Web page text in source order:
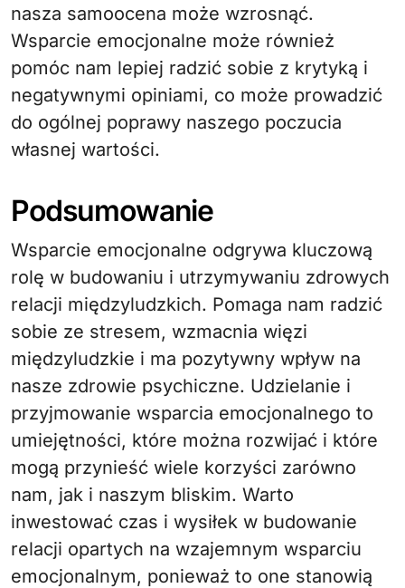
nasza samoocena może wzrosnąć.
Wsparcie emocjonalne może również
pomóc nam lepiej radzić sobie z krytyką i
negatywnymi opiniami, co może prowadzić
do ogólnej poprawy naszego poczucia
własnej wartości.
Podsumowanie
Wsparcie emocjonalne odgrywa kluczową
rolę w budowaniu i utrzymywaniu zdrowych
relacji międzyludzkich. Pomaga nam radzić
sobie ze stresem, wzmacnia więzi
międzyludzkie i ma pozytywny wpływ na
nasze zdrowie psychiczne. Udzielanie i
przyjmowanie wsparcia emocjonalnego to
umiejętności, które można rozwijać i które
mogą przynieść wiele korzyści zarówno
nam, jak i naszym bliskim. Warto
inwestować czas i wysiłek w budowanie
relacji opartych na wzajemnym wsparciu
emocjonalnym, ponieważ to one stanowią